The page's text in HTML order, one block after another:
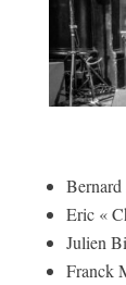
Eric «
Julien
Franck